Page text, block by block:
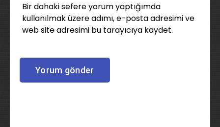
Bir dahaki sefere yorum yaptığımda
kullanılmak üzere adımı, e-posta adresimi ve
web site adresimi bu tarayıcıya kaydet.